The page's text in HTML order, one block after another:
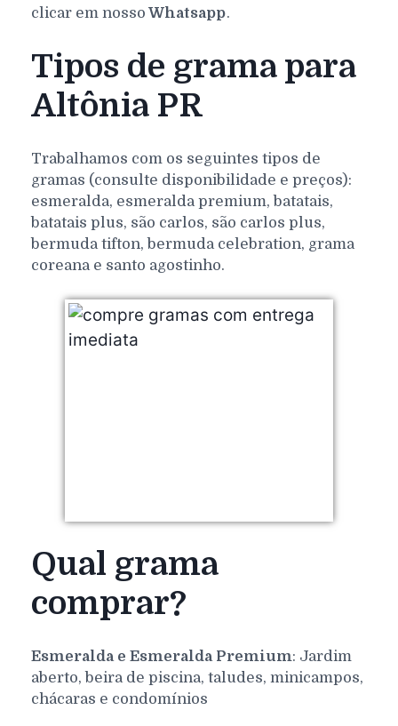
clicar em nosso Whatsapp.
Tipos de grama para
Altônia PR
Trabalhamos com os seguintes tipos de
gramas (consulte disponibilidade e preços):
esmeralda, esmeralda premium, batatais,
batatais plus, são carlos, são carlos plus,
bermuda tifton, bermuda celebration, grama
coreana e santo agostinho.
Qual grama
comprar?
Esmeralda e Esmeralda Premium: Jardim
aberto, beira de piscina, taludes, minicampos,
chácaras e condomínios